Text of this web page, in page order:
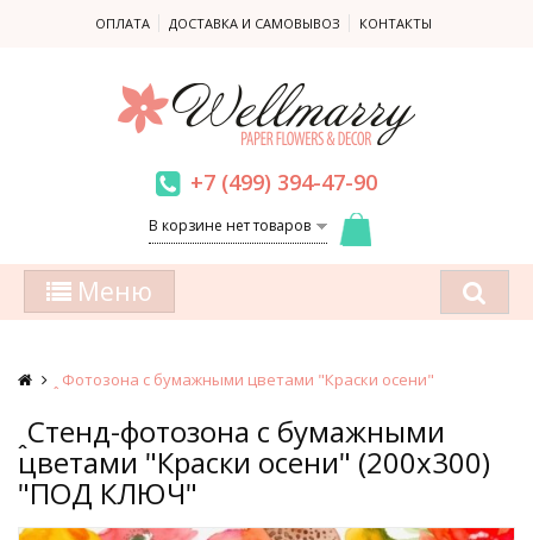
ОПЛАТА ДОСТАВКА И САМОВЫВОЗ КОНТАКТЫ
+7 (499) 394-47-90
В корзине нет товаров
Меню
ꞈ Фотозона с бумажными цветами "Краски осени"
ꞈСтенд-фотозона с бумажными
цветами "Краски осени" (200х300)
"ПОД КЛЮЧ"